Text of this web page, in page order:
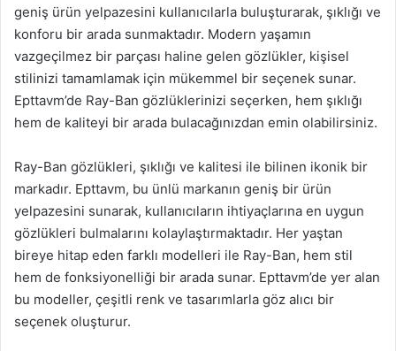
geniş ürün yelpazesini kullanıcılarla buluşturarak, şıklığı ve
konforu bir arada sunmaktadır. Modern yaşamın
vazgeçilmez bir parçası haline gelen gözlükler, kişisel
stilinizi tamamlamak için mükemmel bir seçenek sunar.
Epttavm’de Ray-Ban gözlüklerinizi seçerken, hem şıklığı
hem de kaliteyi bir arada bulacağınızdan emin olabilirsiniz.
Ray-Ban gözlükleri, şıklığı ve kalitesi ile bilinen ikonik bir
markadır. Epttavm, bu ünlü markanın geniş bir ürün
yelpazesini sunarak, kullanıcıların ihtiyaçlarına en uygun
gözlükleri bulmalarını kolaylaştırmaktadır. Her yaştan
bireye hitap eden farklı modelleri ile Ray-Ban, hem stil
hem de fonksiyonelliği bir arada sunar. Epttavm’de yer alan
bu modeller, çeşitli renk ve tasarımlarla göz alıcı bir
seçenek oluşturur.